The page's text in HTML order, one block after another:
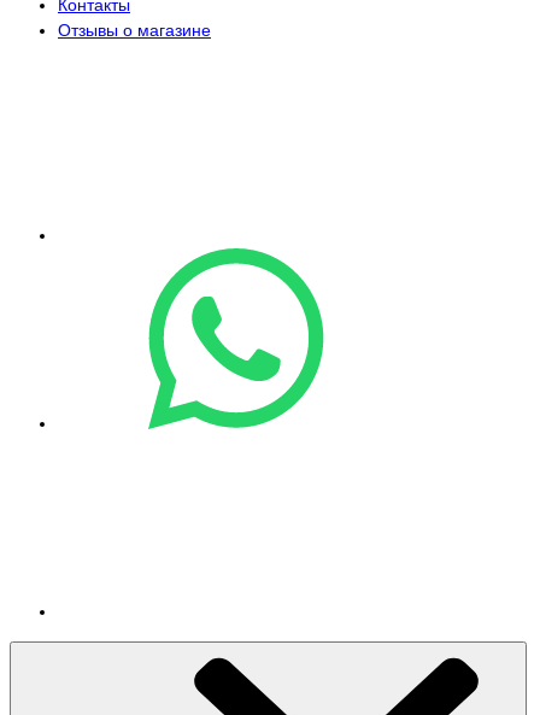
Контакты
Отзывы о магазине